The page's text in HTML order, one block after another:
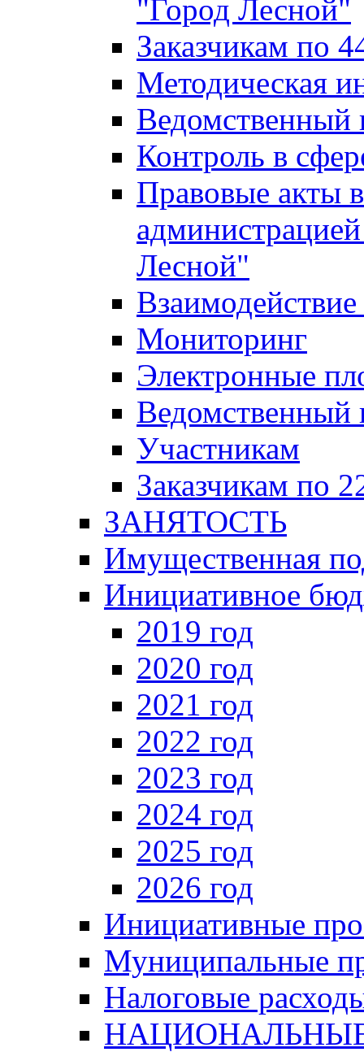
"Город Лесной"
Заказчикам по
Методическая
Ведомственный
Контроль в
Правовые акты
Лесной"
Мониторинг
Электронные
Ведомственный
Участникам
Заказчикам по
ЗАНЯТОСТЬ
Имущественная
Инициативное
2019 год
2020 год
2021 год
2022 год
2023 год
2024 год
2025 год
2026 год
Инициативные
Муниципальные
Налоговые